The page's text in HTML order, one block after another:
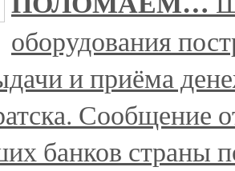
оборудования
и приёма
Сообщение
банков страны